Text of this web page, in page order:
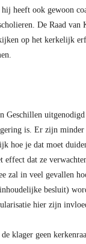
heeft ook gewoon
De Raad
op het kerkelijk
Geschillen
is. Er zijn minder
hoe je dat moet
effect dat ze
zal in veel gevallen
besluit)
hier zijn
klager geen